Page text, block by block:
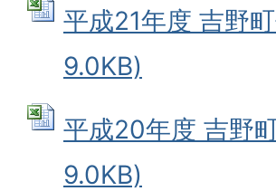
平成21年度 吉野
9.0KB)
平成20年度 吉野
9.0KB)